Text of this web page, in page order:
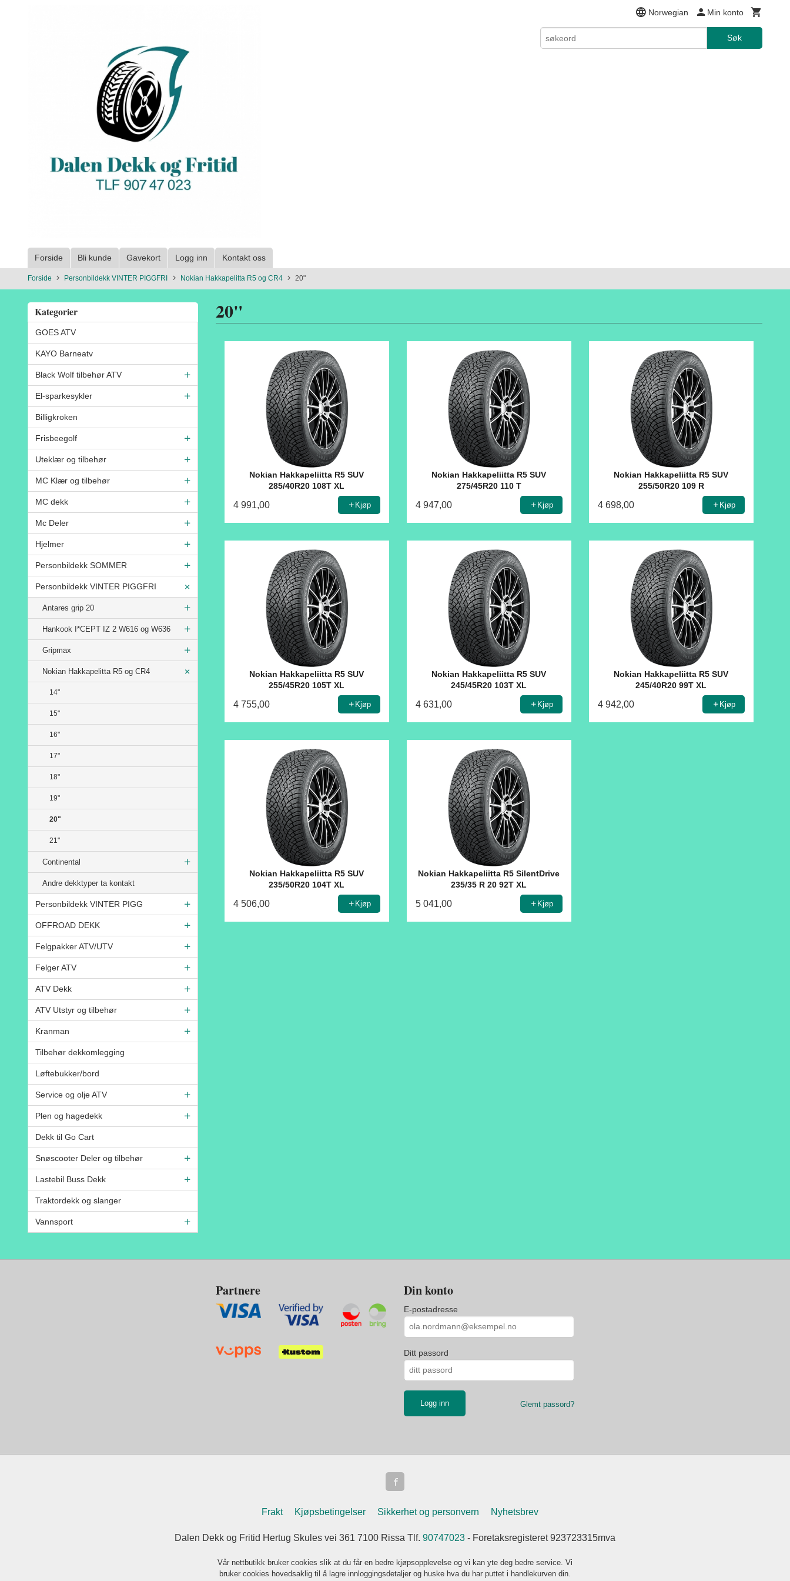
Norwegian Min konto
Søk
Forside Bli kunde Gavekort Logg inn Kontakt oss
Forside Personbildekk VINTER PIGGFRI Nokian Hakkapelitta R5 og CR4 20"
Kategorier
GOES ATV
KAYO Barneatv
Black Wolf tilbehør ATV
El-sparkesykler
Billigkroken
Frisbeegolf
Uteklær og tilbehør
MC Klær og tilbehør
MC dekk
Mc Deler
Hjelmer
Personbildekk SOMMER
Personbildekk VINTER PIGGFRI
Antares grip 20
Hankook I*CEPT IZ 2 W616 og W636
Gripmax
Nokian Hakkapelitta R5 og CR4
14"
15"
16"
17"
18"
19"
20"
21"
Continental
Andre dekktyper ta kontakt
Personbildekk VINTER PIGG
OFFROAD DEKK
Felgpakker ATV/UTV
Felger ATV
ATV Dekk
ATV Utstyr og tilbehør
Kranman
Tilbehør dekkomlegging
Løftebukker/bord
Service og olje ATV
Plen og hagedekk
Dekk til Go Cart
Snøscooter Deler og tilbehør
Lastebil Buss Dekk
Traktordekk og slanger
Vannsport
20"
Nokian Hakkapeliitta R5 SUV
285/40R20 108T XL
4 991,00 Kjøp
Nokian Hakkapeliitta R5 SUV
275/45R20 110 T
4 947,00 Kjøp
Nokian Hakkapeliitta R5 SUV
255/50R20 109 R
4 698,00 Kjøp
Nokian Hakkapeliitta R5 SUV
255/45R20 105T XL
4 755,00 Kjøp
Nokian Hakkapeliitta R5 SUV
245/45R20 103T XL
4 631,00 Kjøp
Nokian Hakkapeliitta R5 SUV
245/40R20 99T XL
4 942,00 Kjøp
Nokian Hakkapeliitta R5 SUV
235/50R20 104T XL
4 506,00 Kjøp
Nokian Hakkapeliitta R5 SilentDrive
235/35 R 20 92T XL
5 041,00 Kjøp
Partnere Din konto
E-postadresse
Ditt passord
Glemt passord?
Frakt Kjøpsbetingelser Sikkerhet og personvern Nyhetsbrev
Dalen Dekk og Fritid Hertug Skules vei 361 7100 Rissa Tlf. 90747023 - Foretaksregisteret 923723315mva
Vår nettbutikk bruker cookies slik at du får en bedre kjøpsopplevelse og vi kan yte deg bedre service. Vi
bruker cookies hovedsaklig til å lagre innloggingsdetaljer og huske hva du har puttet i handlekurven din.